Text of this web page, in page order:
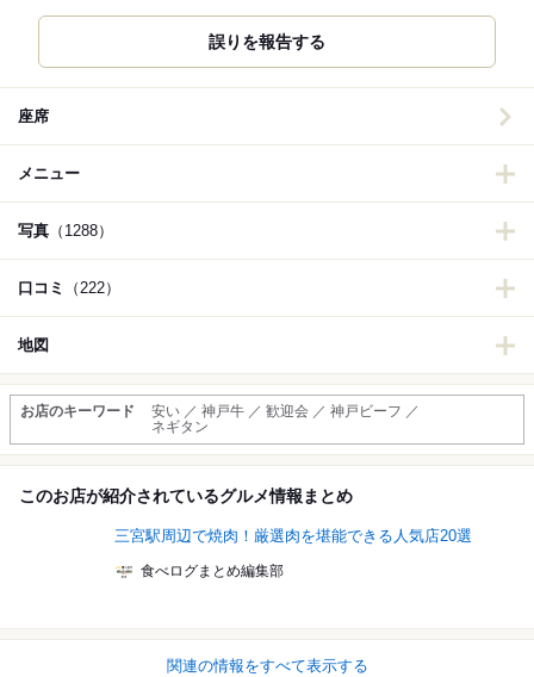
誤りを報告する
座席
メニュー
写真 （1288）
口コミ （222）
地図
お店のキーワード
安い ／ 神戸牛 ／ 歓迎会 ／ 神戸ビーフ ／
ネギタン
このお店が紹介されているグルメ情報まとめ
三宮駅周辺で焼肉！厳選肉を堪能できる人気店20選
食べログまとめ編集部
関連の情報をすべて表示する